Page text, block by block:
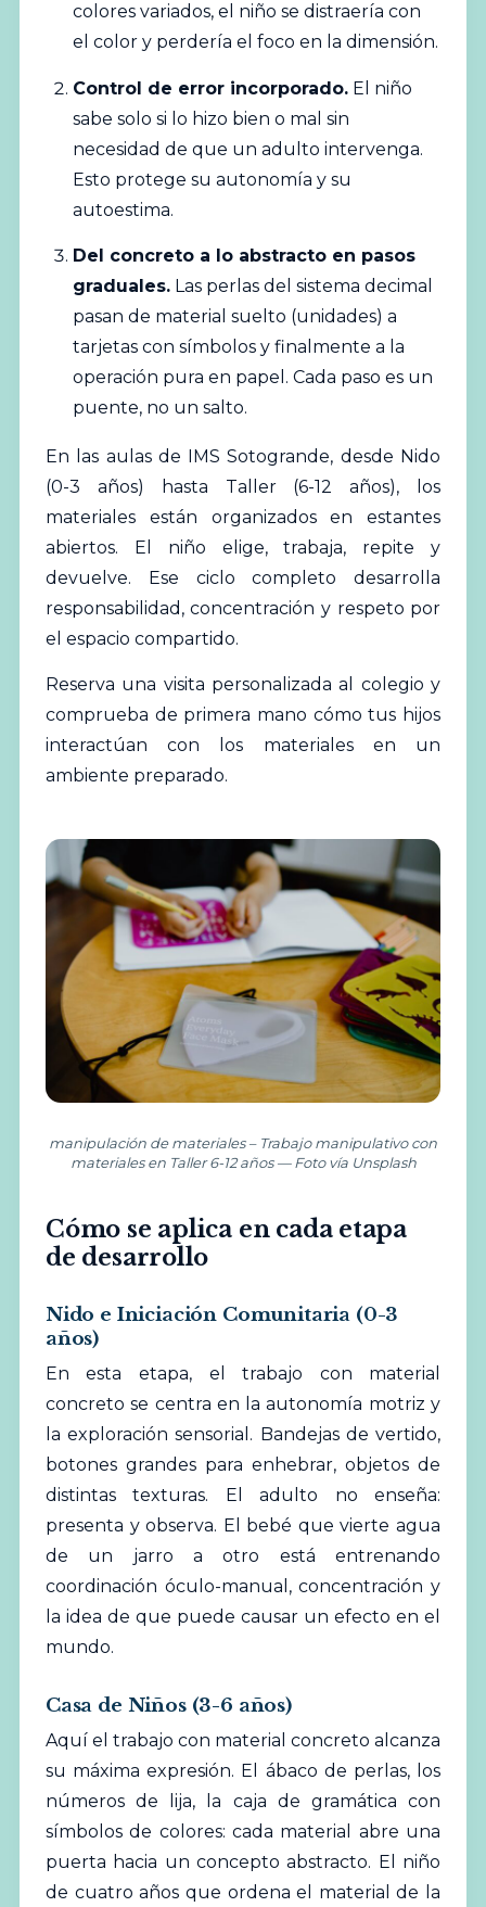
colores variados, el niño se distraería con
el color y perdería el foco en la dimensión.
Control de error incorporado. El niño
sabe solo si lo hizo bien o mal sin
necesidad de que un adulto intervenga.
Esto protege su autonomía y su
autoestima.
Del concreto a lo abstracto en pasos
graduales. Las perlas del sistema decimal
pasan de material suelto (unidades) a
tarjetas con símbolos y finalmente a la
operación pura en papel. Cada paso es un
puente, no un salto.
En las aulas de IMS Sotogrande, desde Nido
(0-3 años) hasta Taller (6-12 años), los
materiales están organizados en estantes
abiertos. El niño elige, trabaja, repite y
devuelve. Ese ciclo completo desarrolla
responsabilidad, concentración y respeto por
el espacio compartido.
Reserva una visita personalizada al colegio y
comprueba de primera mano cómo tus hijos
interactúan con los materiales en un
ambiente preparado.
manipulación de materiales – Trabajo manipulativo con
materiales en Taller 6-12 años — Foto vía Unsplash
Cómo se aplica en cada etapa
de desarrollo
Nido e Iniciación Comunitaria (0-3
años)
En esta etapa, el trabajo con material
concreto se centra en la autonomía motriz y
la exploración sensorial. Bandejas de vertido,
botones grandes para enhebrar, objetos de
distintas texturas. El adulto no enseña:
presenta y observa. El bebé que vierte agua
de un jarro a otro está entrenando
coordinación óculo-manual, concentración y
la idea de que puede causar un efecto en el
mundo.
Casa de Niños (3-6 años)
Aquí el trabajo con material concreto alcanza
su máxima expresión. El ábaco de perlas, los
números de lija, la caja de gramática con
símbolos de colores: cada material abre una
puerta hacia un concepto abstracto. El niño
de cuatro años que ordena el material de la